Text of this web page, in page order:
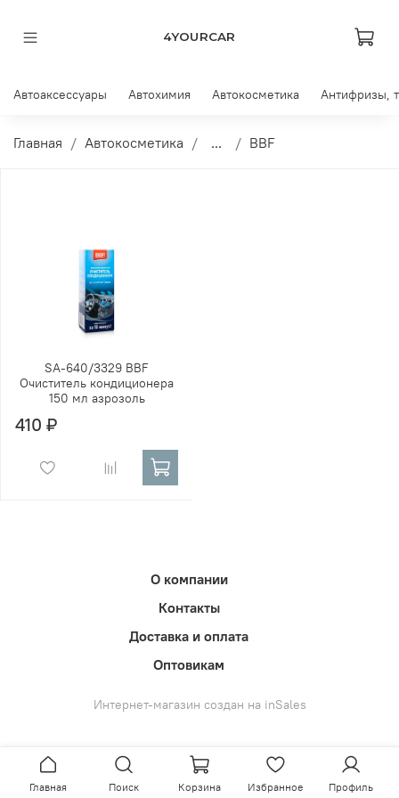
4YOURCAR
Автоаксессуары Автохимия Автокосметика Антифризы,
Главная Автокосметика ... BBF
SA-640/3329 BBF
Очиститель кондиционера
150 мл азрозоль
410 ₽
О компании
Контакты
Доставка и оплата
Оптовикам
Интернет-магазин создан на inSales
Главная Поиск Корзина Избранное Профиль